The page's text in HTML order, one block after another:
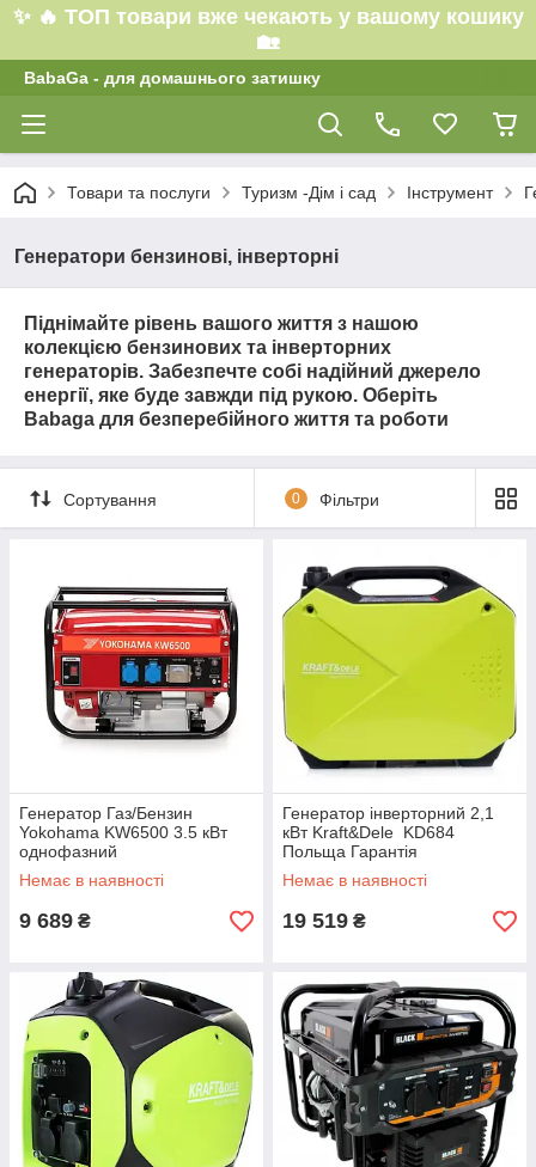
✨ 🔥 ТОП товари вже чекають у вашому кошику
🏡
BabaGa - для домашнього затишку
Товари та послуги Туризм -Дім і сад Інструмент
Генератори бензинові, інверторні
Піднімайте рівень вашого життя з нашою
колекцією бензинових та інверторних
генераторів. Забезпечте собі надійний джерело
енергії, яке буде завжди під рукою. Оберіть
Babaga для безперебійного життя та роботи
Сортування 0 Фільтри
Генератор Газ/Бензин
Yokohama KW6500 3.5 кВт
однофазний
Немає в наявності
9 689 ₴
Генератор інверторний 2,1
кВт Kraft&Dele KD684
Польща Гарантія
Немає в наявності
19 519 ₴